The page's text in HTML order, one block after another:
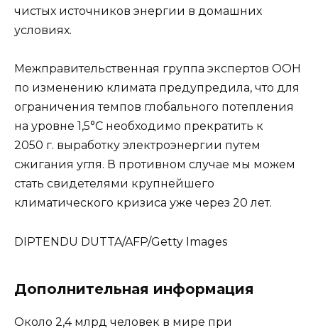
чистых источников энергии в домашних
условиях.
Межправительственная группа экспертов ООН
по изменению климата предупредила, что для
ограничения темпов глобального потепления
на уровне 1,5°С необходимо прекратить к
2050 г. выработку электроэнергии путем
сжигания угля. В противном случае мы можем
стать свидетелями крупнейшего
климатического кризиса уже через 20 лет.
DIPTENDU DUTTA/AFP/Getty Images
Дополнительная информация
Около 2,4 млрд человек в мире при